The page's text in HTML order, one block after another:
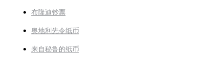
布隆迪钞票
奥地利先令纸币
来自秘鲁的纸币